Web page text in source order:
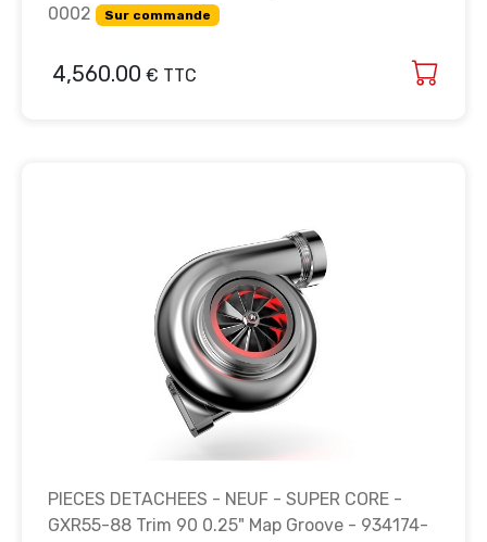
0002
Sur commande
4,560.00 € TTC
PIECES DETACHEES - NEUF - SUPER CORE -
GXR55-88 Trim 90 0.25" Map Groove - 934174-